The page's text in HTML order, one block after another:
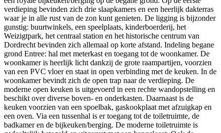
verdieping bevinden zich drie slaapkamers en een heerlijk dakterras
waar je in alle rust van de zon kunt genieten. De ligging is bijzonder
gunstig: buurtwinkels, een speelplaats, kinderboerderij, het
Weizigtpark, het centraal station en het historische centrum van
Dordrecht bevinden zich allemaal op korte afstand. Indeling begane
grond Entree: hal met meterkast en toegang tot de woonkamer. De
woonkamer is heerlijk licht dankzij de grote raampartijen, voorzien
van een PVC vloer en staat in open verbinding met de keuken. In de
woonkamer bevindt zich de open trap naar de verdieping. De
moderne open keuken is uitgevoerd in een rechte wandopstelling en
beschikt over diverse boven- en onderkasten. Daarnaast is de
keuken voorzien van een spoelbak, gaskookplaat met afzuigkap en
een oven. Via een tussenhal is er toegang tot de toiletruimte, de
badkamer en de bijkeuken/berging. De moderne toiletruimte is